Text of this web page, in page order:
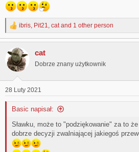
R
e
c
t
i
s
:
ibris Pit21 cat and 1 other person
cat
Dobrze znany użytkownik
28 Luty 2021
Basic napisał:
Sławku, może to "podziękowanie" za to
dobrze decyzji zwalniającej jakiegoś